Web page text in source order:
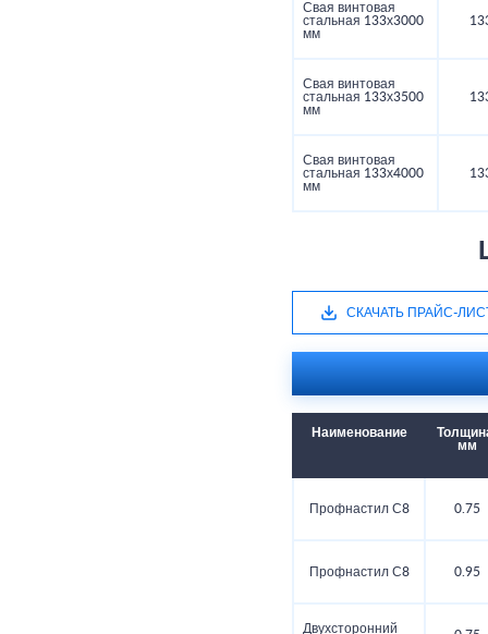
Свая винтовая
стальная 133х3000
мм
Свая винтовая
стальная 133х3500
мм
Свая винтовая
стальная 133х4000
мм
СКАЧАТЬ ПРАЙС-
Наименование
мм
Профнастил С8 0.75
Профнастил С8 0.95
Двухсторонний